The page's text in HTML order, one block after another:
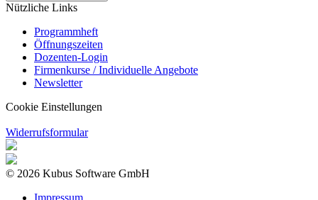
Nützliche Links
Programmheft
Öffnungszeiten
Dozenten-Login
Firmenkurse / Individuelle Angebote
Newsletter
Cookie Einstellungen
Widerrufsformular
© 2026 Kubus Software GmbH
Impressum